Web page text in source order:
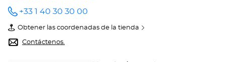
número
de
teléfono
+33 1 40 30 30 00
Obtener las coordenadas de la tienda
de
Audioprothésiste
PARIS
Contáctenos.